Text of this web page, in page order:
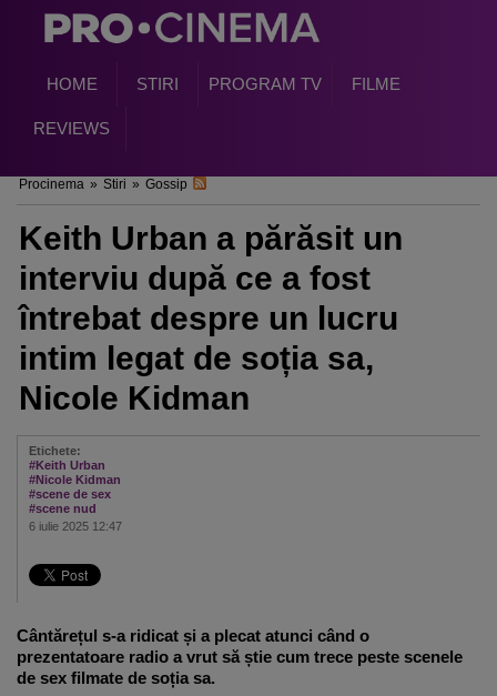
HOME STIRI PROGRAM TV FILME
REVIEWS
Procinema » Stiri » Gossip
Keith Urban a părăsit un
interviu după ce a fost
întrebat despre un lucru
intim legat de soția sa,
Nicole Kidman
Etichete:
#Keith Urban
#Nicole Kidman
#scene de sex
#scene nud
6 iulie 2025 12:47
Cântărețul s-a ridicat și a plecat atunci când o
prezentatoare radio a vrut să știe cum trece peste scenele
de sex filmate de soția sa.